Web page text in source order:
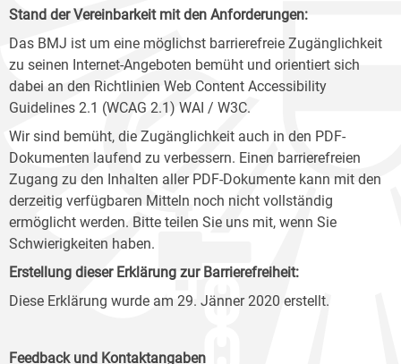
Stand der Vereinbarkeit mit den Anforderungen:
Das BMJ ist um eine möglichst barrierefreie Zugänglichkeit
zu seinen Internet-Angeboten bemüht und orientiert sich
dabei an den Richtlinien Web Content Accessibility
Guidelines 2.1 (WCAG 2.1) WAI / W3C.
Wir sind bemüht, die Zugänglichkeit auch in den PDF-
Dokumenten laufend zu verbessern. Einen barrierefreien
Zugang zu den Inhalten aller PDF-Dokumente kann mit den
derzeitig verfügbaren Mitteln noch nicht vollständig
ermöglicht werden. Bitte teilen Sie uns mit, wenn Sie
Schwierigkeiten haben.
Erstellung dieser Erklärung zur Barrierefreiheit:
Diese Erklärung wurde am 29. Jänner 2020 erstellt.
Feedback und Kontaktangaben